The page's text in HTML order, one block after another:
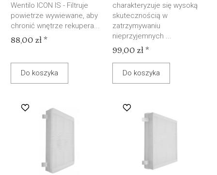
Wentilo ICON IS - Filtruje
powietrze wywiewane, aby
chronić wnętrze rekupera...
88,00 zł *
Do koszyka
charakteryzuje się wysoką
skutecznością w
zatrzymywaniu
nieprzyjemnych ...
99,00 zł *
Do koszyka